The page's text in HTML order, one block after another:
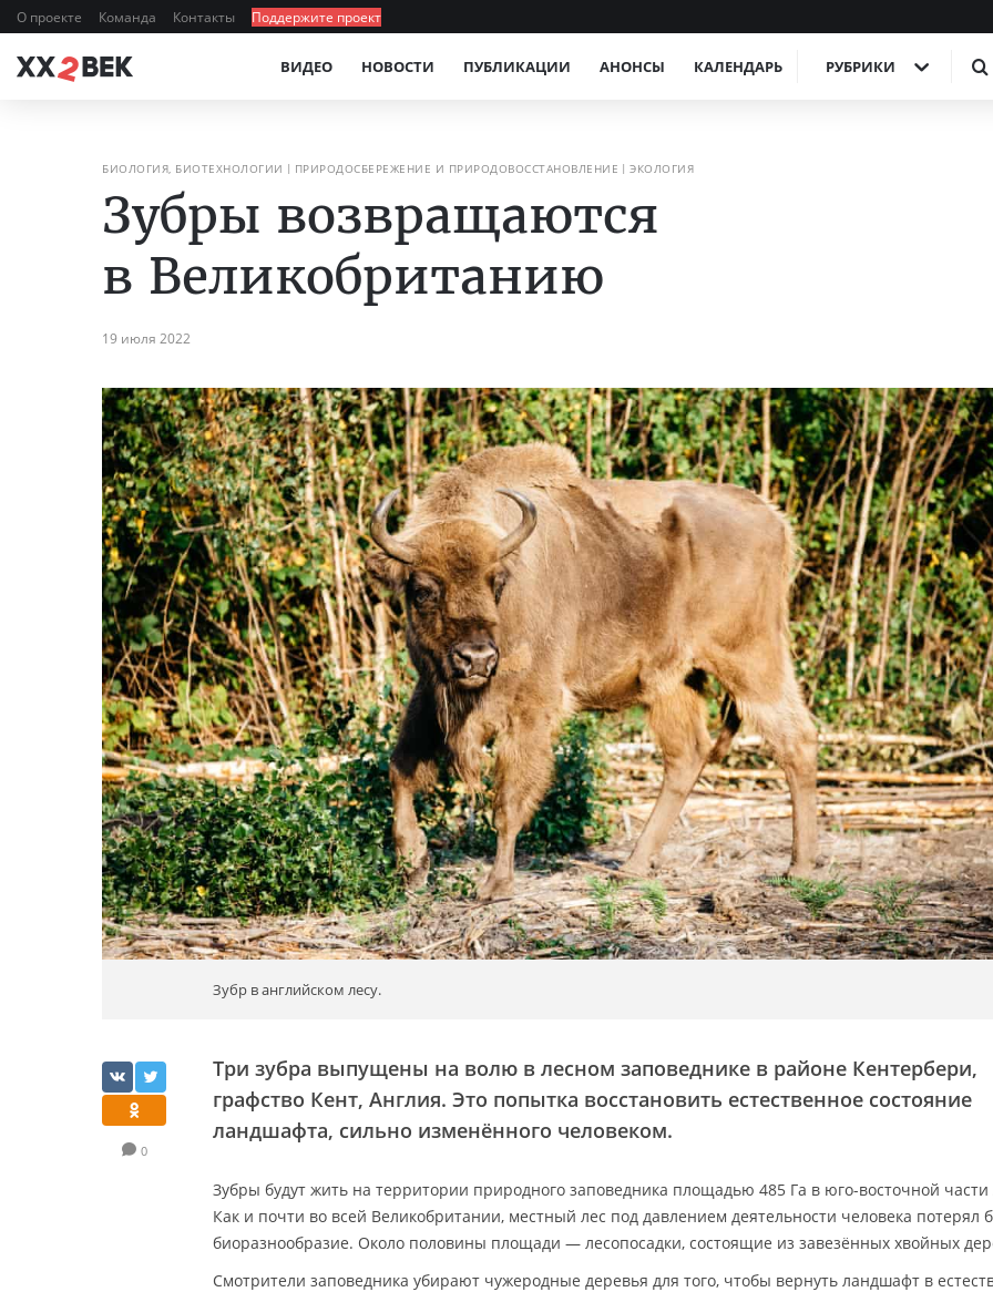
О проекте Команда Контакты Поддержите проект
ВИДЕО НОВОСТИ ПУБЛИКАЦИИ АНОНСЫ КАЛЕНДАРЬ РУБРИКИ
БИОЛОГИЯ, БИОТЕХНОЛОГИИ ПРИРОДОСБЕРЕЖЕНИЕ И ПРИРОДОВОССТАНОВЛЕНИЕ ЭКОЛОГИЯ
Зубры возвращаются
в Великобританию
19 июля 2022
Зубр в английском лесу.
0
Три зубра выпущены на волю в лесном заповеднике в районе Кентербери,
графство Кент, Англия. Это попытка восстановить естественное состояние
ландшафта, сильно изменённого человеком.
Зубры будут жить на территории природного заповедника площадью 485 Га в юго-восточной части
Как и почти во всей Великобритании, местный лес под давлением деятельности человека потерял
биоразнообразие. Около половины площади — лесопосадки, состоящие из завезённых хвойных
Смотрители заповедника убирают чужеродные деревья для того, чтобы вернуть ландшафт в